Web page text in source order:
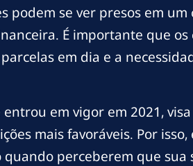
podem se ver presos em
É importante que
em dia e a
em vigor em 2021,
mais favoráveis. Por
perceberem que